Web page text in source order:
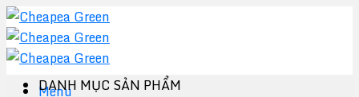
Chuyển
đến
nội
dung
Menu
DANH MỤC SẢN PHẨM